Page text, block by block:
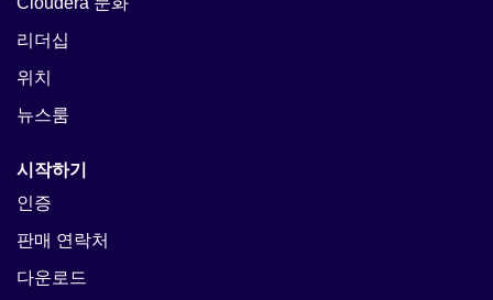
리더십
위치
뉴스룸
시작하기
인증
판매 연락처
다운로드